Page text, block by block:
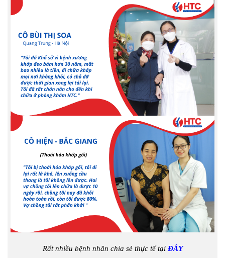
Rất nhiều bệnh nhân chia sẻ thực tế tại ĐÂY